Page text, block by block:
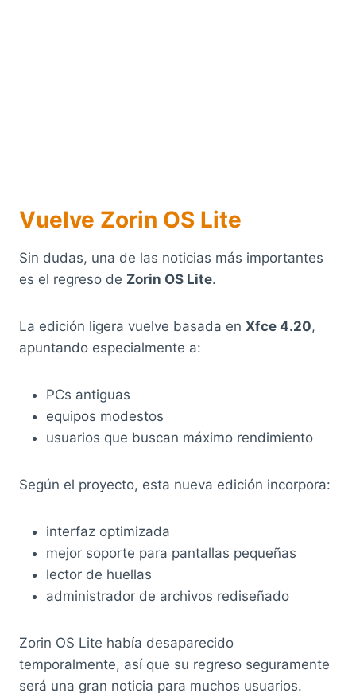
Vuelve Zorin OS Lite
Sin dudas, una de las noticias más importantes
es el regreso de Zorin OS Lite.
La edición ligera vuelve basada en Xfce 4.20,
apuntando especialmente a:
PCs antiguas
equipos modestos
usuarios que buscan máximo rendimiento
Según el proyecto, esta nueva edición incorpora:
interfaz optimizada
mejor soporte para pantallas pequeñas
lector de huellas
administrador de archivos rediseñado
Zorin OS Lite había desaparecido
temporalmente, así que su regreso seguramente
será una gran noticia para muchos usuarios.